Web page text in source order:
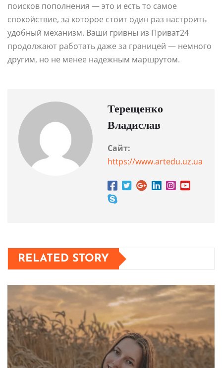
поисков пополнения — это и есть то самое
спокойствие, за которое стоит один раз настроить
удобный механизм. Ваши гривны из Приват24
продолжают работать даже за границей — немного
другим, но не менее надежным маршрутом.
Терещенко
Владислав
Сайт:
https://www.artedu.uz.ua
RELATED STORY